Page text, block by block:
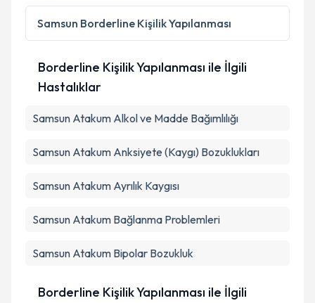
Samsun Borderline Kişilik Yapılanması
Borderline Kişilik Yapılanması ile İlgili
Hastalıklar
Samsun Atakum Alkol ve Madde Bağımlılığı
Samsun Atakum Anksiyete (Kaygı) Bozuklukları
Samsun Atakum Ayrılık Kaygısı
Samsun Atakum Bağlanma Problemleri
Samsun Atakum Bipolar Bozukluk
Borderline Kişilik Yapılanması ile İlgili